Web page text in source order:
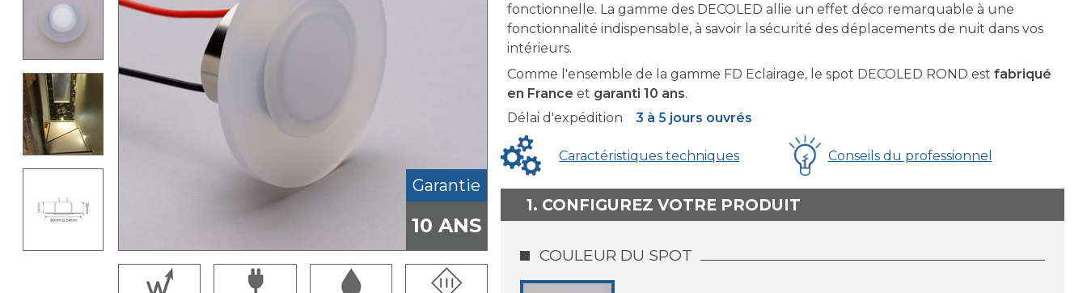
fonctionnelle. La gamme des DECOLED allie un effet déco remarquable à une
fonctionnalité indispensable, à savoir la sécurité des déplacements de nuit dans vos
intérieurs.
Comme l'ensemble de la gamme FD Eclairage, le spot DECOLED ROND est fabriqué
en France et garanti 10 ans.
Délai d'expédition
3 à 5 jours ouvrés
Caractéristiques techniques Conseils du professionnel
Garantie
10 ANS
1. CONFIGUREZ VOTRE PRODUIT
COULEUR DU SPOT